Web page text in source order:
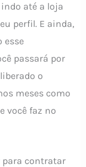
até a loja
perfil. E ainda,
esse
passará por
o
meses como
você faz no
para contratar